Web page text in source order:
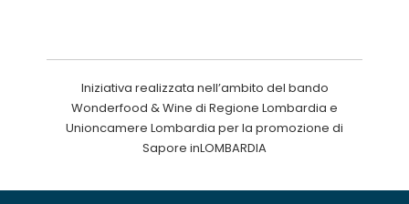
Iniziativa realizzata nell’ambito del bando
Wonderfood & Wine di Regione Lombardia e
Unioncamere Lombardia per la promozione di
Sapore inLOMBARDIA